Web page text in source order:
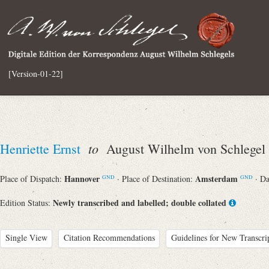
[Version-01-22]
Henriette Ernst to August Wilhelm von Schlegel
Place of Dispatch: Hannover GND · Place of Destination: Amsterdam GND ·
Edition Status: Newly transcribed and labelled; double collated
Single View Citation Recommendations Guidelines for New